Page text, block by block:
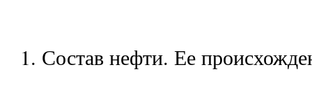
1. Состав нефти. Ее